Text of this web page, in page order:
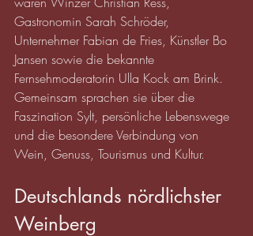
Gastronomin Sarah Schröder,
Unternehmer Fabian de Fries, Künstler Bo
Jansen sowie die bekannte
Fernsehmoderatorin Ulla Kock am Brink.
Gemeinsam sprachen sie über die
Faszination Sylt, persönliche Lebenswege
und die besondere Verbindung von
Wein, Genuss, Tourismus und Kultur.
Deutschlands nördlichster
Weinberg